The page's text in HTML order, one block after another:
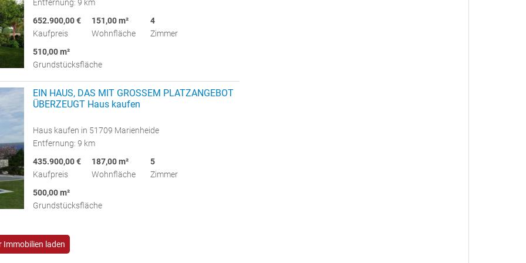
Entfernung: 9 km
652.900,00 €
Kaufpreis
151,00 m²
Wohnfläche
4
Zimmer
510,00 m²
Grundstücksfläche
EIN HAUS, DAS MIT GROSSEM PLATZANGEBOT
ÜBERZEUGT Haus kaufen
Haus kaufen in 51709 Marienheide
Entfernung: 9 km
435.900,00 €
Kaufpreis
187,00 m²
Wohnfläche
5
Zimmer
500,00 m²
Grundstücksfläche
Immobilien laden